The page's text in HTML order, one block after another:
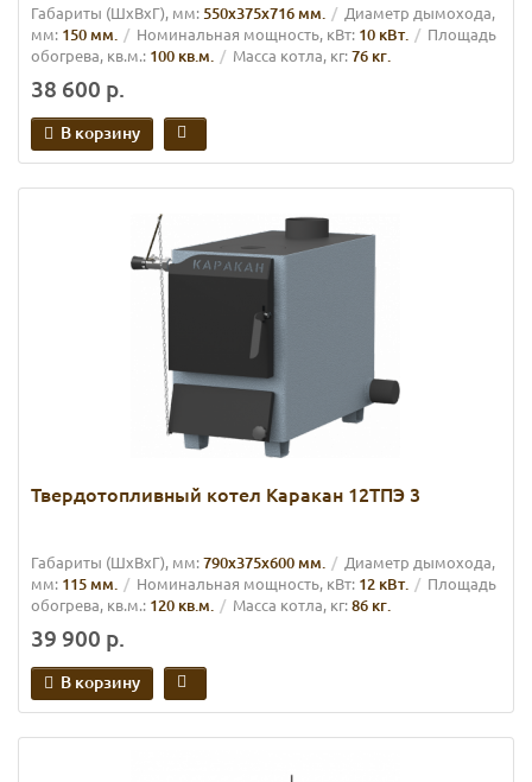
Габариты (ШхВхГ), мм:550х375х716 мм.
Диаметр дымохода,
мм: 150 мм. Номинальная мощность, кВт: 10 кВт.
Площадь
обогрева, кв.м.: 100 кв.м. Масса котла, кг:76 кг.
38 600 р.
В корзину
Твердотопливный котел Каракан 12ТПЭ 3
Габариты (ШхВхГ), мм:790х375х600 мм.
Диаметр дымохода,
мм: 115 мм. Номинальная мощность, кВт: 12 кВт.
Площадь
обогрева, кв.м.: 120 кв.м. Масса котла, кг:86 кг.
39 900 р.
В корзину